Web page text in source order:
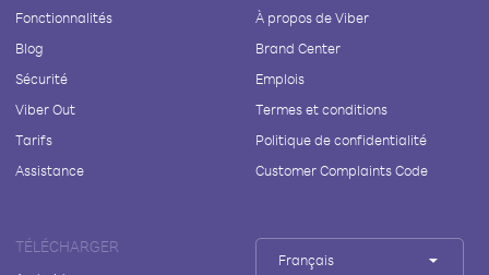
Fonctionnalités
Blog
Sécurité
Viber Out
Tarifs
Assistance
À propos de Viber
Brand Center
Emplois
Termes et conditions
Politique de confidentialité
Customer Complaints Code
TÉLÉCHARGER
Français